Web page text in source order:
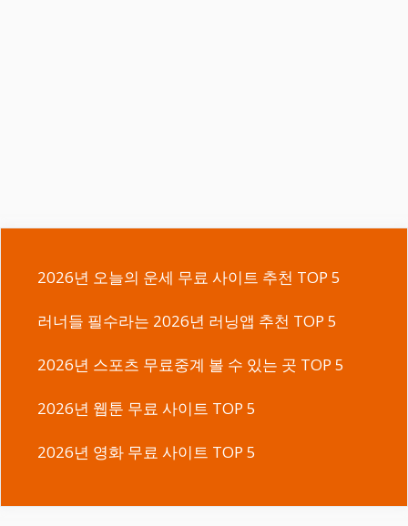
2026년 오늘의 운세 무료 사이트 추천 TOP 5
러너들 필수라는 2026년 러닝앱 추천 TOP 5
2026년 스포츠 무료중계 볼 수 있는 곳 TOP 5
2026년 웹툰 무료 사이트 TOP 5
2026년 영화 무료 사이트 TOP 5